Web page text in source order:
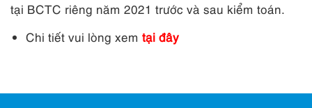
tại BCTC riêng năm 2021 trước và sau kiểm toán.
Chi tiết vui lòng xemtại đây